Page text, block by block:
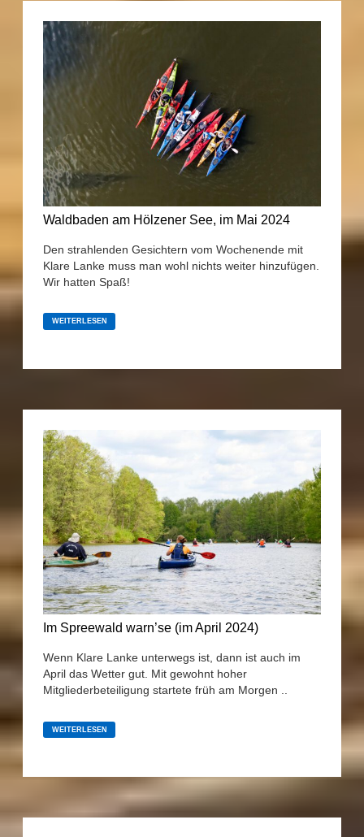
Waldbaden am Hölzener See, im Mai 2024
Den strahlenden Gesichtern vom Wochenende mit
Klare Lanke muss man wohl nichts weiter hinzufügen.
Wir hatten Spaß!
WALDBADEN
AM
WEITERLESEN
Im Spreewald warn’se (im April 2024)
Wenn Klare Lanke unterwegs ist, dann ist auch im
April das Wetter gut. Mit gewohnt hoher
Mitgliederbeteiligung startete früh am Morgen ..
IM
SPREEWALD
WEITERLESEN